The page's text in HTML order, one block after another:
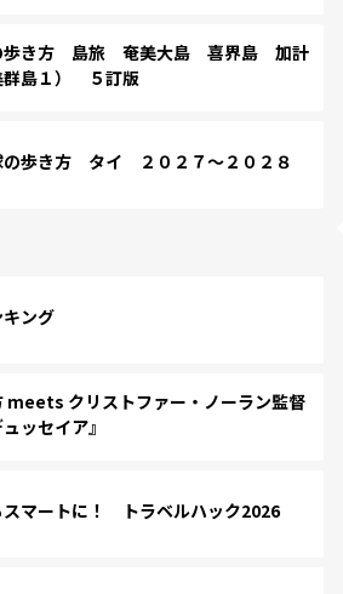
歩き方 島旅 奄美大島 喜界島 加計
群島１） ５訂版
歩き方 タイ ２０２７～２０２８
ング
meets クリストファー・ノーラン監督
ッセイア』
スマートに！ トラベルハック2026